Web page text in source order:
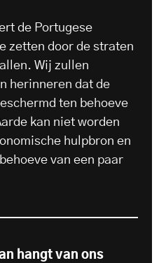
de Portugese
zetten door de straten
Wij zullen
herinneren dat de
ten behoeve
kan niet worden
hulpbron en
van een paar
hangt van ons